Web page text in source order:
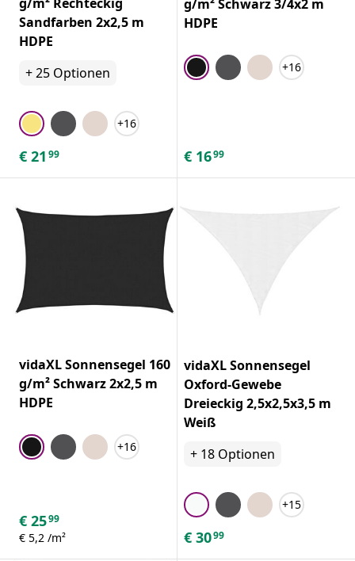
Sandfarben 2x2,5 m
HDPE
+25 Optionen
+16
€ 21 99
g/m² Schwarz 3/4x2 m
HDPE
+16
€ 1699
vidaXL Sonnensegel 160
g/m² Schwarz 2x2,5 m
HDPE
+16
€ 2599
€ 5,2 /m²
vidaXL Sonnensegel
Oxford-Gewebe
Dreieckig 2,5x2,5x3,5 m
Weiß
+ 18 Optionen
+15
€ 3099